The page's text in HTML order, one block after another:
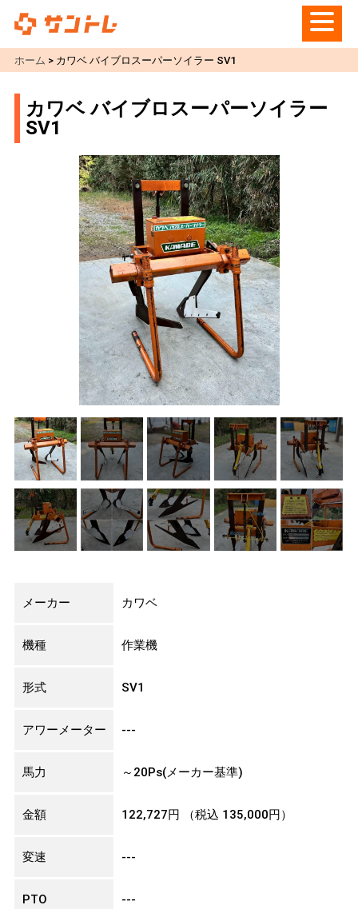
ホーム > カワベ バイブロスーパーソイラー SV1
カワベ バイブロスーパーソイラー
SV1
メーカー カワベ
機種 作業機
形式 SV1
アワーメーター ---
馬力 ～20Ps(メーカー基準)
金額 122,727円 （税込 135,000円）
変速 ---
PTO ---